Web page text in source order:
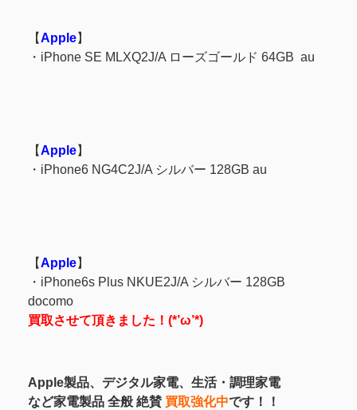
【Apple】
・iPhone SE MLXQ2J/A ローズゴールド 64GB au
【Apple】
・iPhone6 NG4C2J/A シルバー 128GB au
【Apple】
・iPhone6s Plus NKUE2J/A シルバー 128GB
docomo
買取させて頂きました！(*’ω’*)
Apple製品、デジタル家電、生活・調理家電
など家電製品 全般 絶賛 買取強化中です！！